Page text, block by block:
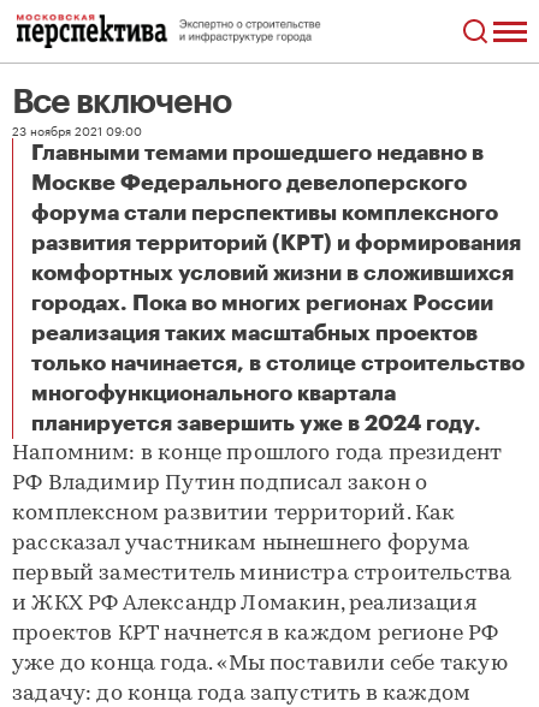
Все включено
23 ноября 2021 09:00
Главными темами прошедшего недавно в
Москве Федерального девелоперского
форума стали перспективы комплексного
развития территорий (КРТ) и формирования
комфортных условий жизни в сложившихся
городах. Пока во многих регионах России
реализация таких масштабных проектов
только начинается, в столице строительство
многофункционального квартала
планируется завершить уже в 2024 году.
Все включено
Напомним: в конце прошлого года президент
РФ Владимир Путин подписал закон о
комплексном развитии территорий. Как
рассказал участникам нынешнего форума
первый заместитель министра строительства
и ЖКХ РФ Александр Ломакин, реализация
проектов КРТ начнется в каждом регионе РФ
уже до конца года. «Мы поставили себе такую
задачу: до конца года запустить в каждом